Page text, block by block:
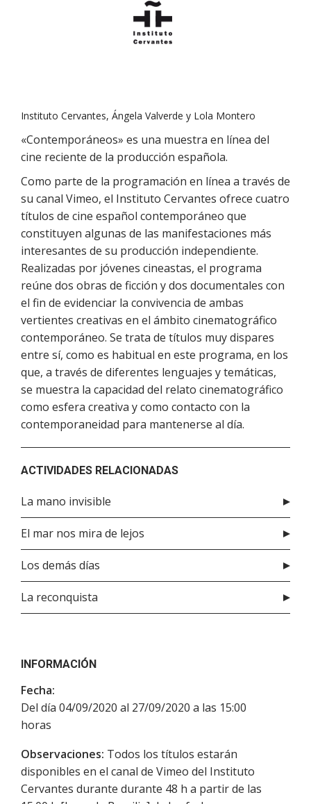
Instituto Cervantes, Ángela Valverde y Lola Montero
«Contemporáneos» es una muestra en línea del
cine reciente de la producción española.
Como parte de la programación en línea a través de
su canal Vimeo, el Instituto Cervantes ofrece cuatro
títulos de cine español contemporáneo que
constituyen algunas de las manifestaciones más
interesantes de su producción independiente.
Realizadas por jóvenes cineastas, el programa
reúne dos obras de ficción y dos documentales con
el fin de evidenciar la convivencia de ambas
vertientes creativas en el ámbito cinematográfico
contemporáneo. Se trata de títulos muy dispares
entre sí, como es habitual en este programa, en los
que, a través de diferentes lenguajes y temáticas,
se muestra la capacidad del relato cinematográfico
como esfera creativa y como contacto con la
contemporaneidad para mantenerse al día.
ACTIVIDADES RELACIONADAS
La mano invisible
El mar nos mira de lejos
Los demás días
La reconquista
INFORMACIÓN
Fecha:
Del día 04/09/2020 al 27/09/2020 a las 15:00
horas
Observaciones: Todos los títulos estarán
disponibles en el canal de Vimeo del Instituto
Cervantes durante durante 48 h a partir de las